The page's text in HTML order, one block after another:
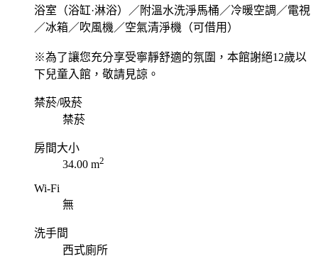
浴室（浴缸·淋浴）／附溫水洗淨馬桶／冷暖空調／電視
／冰箱／吹風機／空氣清淨機（可借用）
※為了讓您充分享受寧靜舒適的氛圍，本館謝絕12歲以
下兒童入館，敬請見諒。
禁菸/吸菸
禁菸
房間大小
34.00 m2
Wi-Fi
無
洗手間
西式廁所